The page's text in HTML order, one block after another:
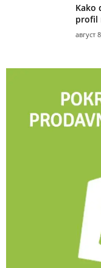
Kako
profil
август